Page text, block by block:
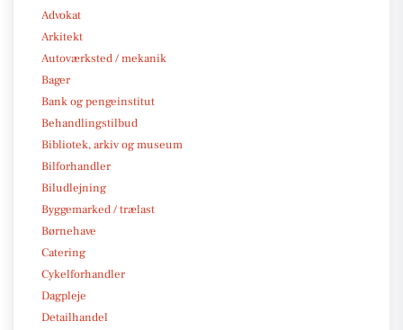
Advokat
Arkitekt
Autoværksted / mekanik
Bager
Bank og pengeinstitut
Behandlingstilbud
Bibliotek, arkiv og museum
Bilforhandler
Biludlejning
Byggemarked / trælast
Børnehave
Catering
Cykelforhandler
Dagpleje
Detailhandel